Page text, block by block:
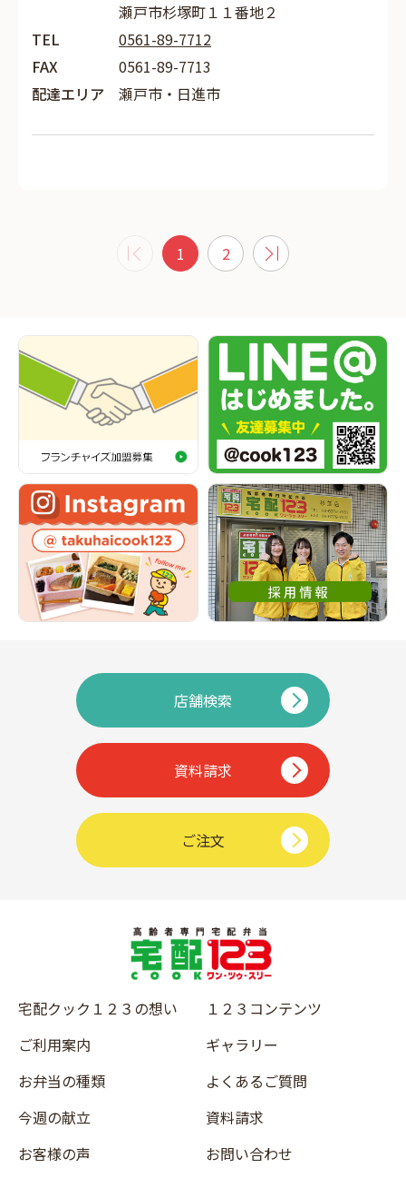
瀬戸市杉塚町１１番地２
TEL
0561-89-7712
FAX
0561-89-7713
配達エリア
瀬戸市・日進市
1 2
店舗検索
資料請求
ご注文
宅配クック１２３の想い
ご利用案内
お弁当の種類
今週の献立
お客様の声
１２３コンテンツ
ギャラリー
よくあるご質問
資料請求
お問い合わせ